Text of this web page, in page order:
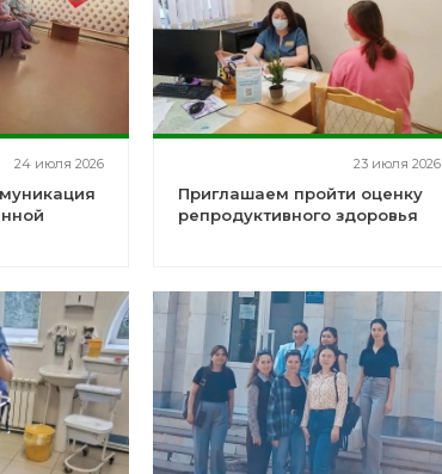
24 июля 2026 23 июля 2026
Приглашаем пройти оценку
репродуктивного здоровья